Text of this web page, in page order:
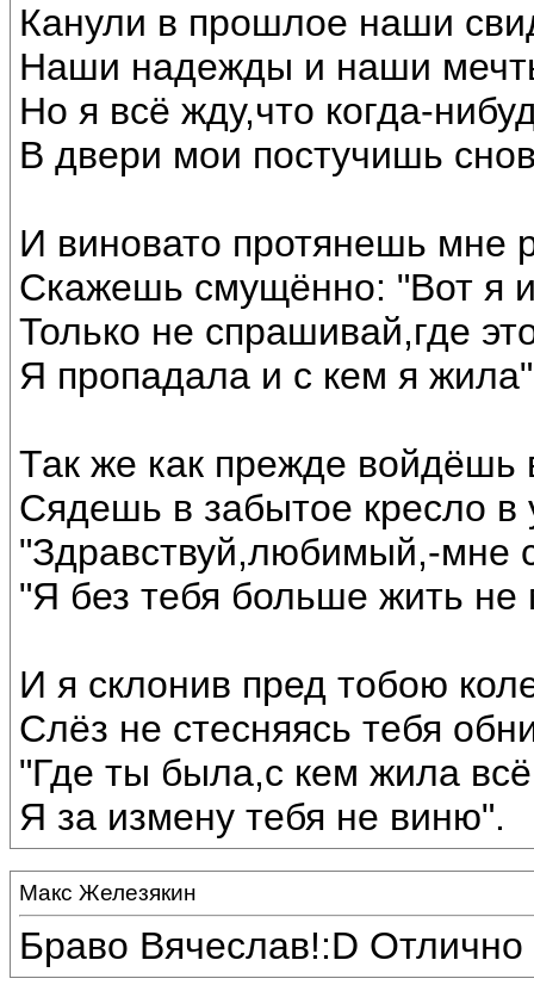
Канули в прошлое наши
Наши надежды и наши
Но я всё жду,что когда-
В двери мои постучишь
И виновато протянешь мне
Скажешь смущённо: "Вот я
Только не спрашивай,где
Я пропадала и с кем я
Так же как прежде войдёшь
Сядешь в забытое кресло в
"Здравствуй,любимый,-мне
"Я без тебя больше жить не
И я склонив пред тобою
Слёз не стесняясь тебя
"Где ты была,с кем жила
Я за измену тебя не виню".
Макс Железякин
Браво Вячеслав!:D Отлично